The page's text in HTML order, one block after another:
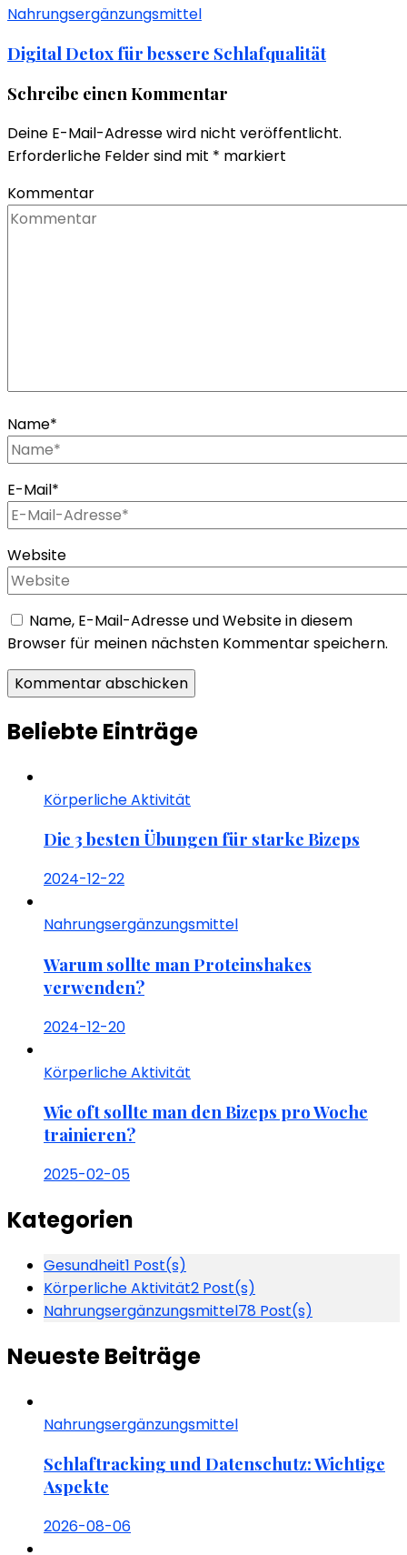
Nahrungsergänzungsmittel
Digital Detox für bessere Schlafqualität
Schreibe einen Kommentar
Deine E-Mail-Adresse wird nicht veröffentlicht.
Erforderliche Felder sind mit * markiert
Kommentar
Name*
E-Mail*
Website
Name, E-Mail-Adresse und Website in diesem
Browser für meinen nächsten Kommentar speichern.
Beliebte Einträge
Körperliche Aktivität
Die 3 besten Übungen für starke Bizeps
2024-12-22
Nahrungsergänzungsmittel
Warum sollte man Proteinshakes
verwenden?
2024-12-20
Körperliche Aktivität
Wie oft sollte man den Bizeps pro Woche
trainieren?
2025-02-05
Kategorien
Gesundheit1 Post(s)
Körperliche Aktivität2 Post(s)
Nahrungsergänzungsmittel78 Post(s)
Neueste Beiträge
Nahrungsergänzungsmittel
Schlaftracking und Datenschutz: Wichtige
Aspekte
2026-08-06